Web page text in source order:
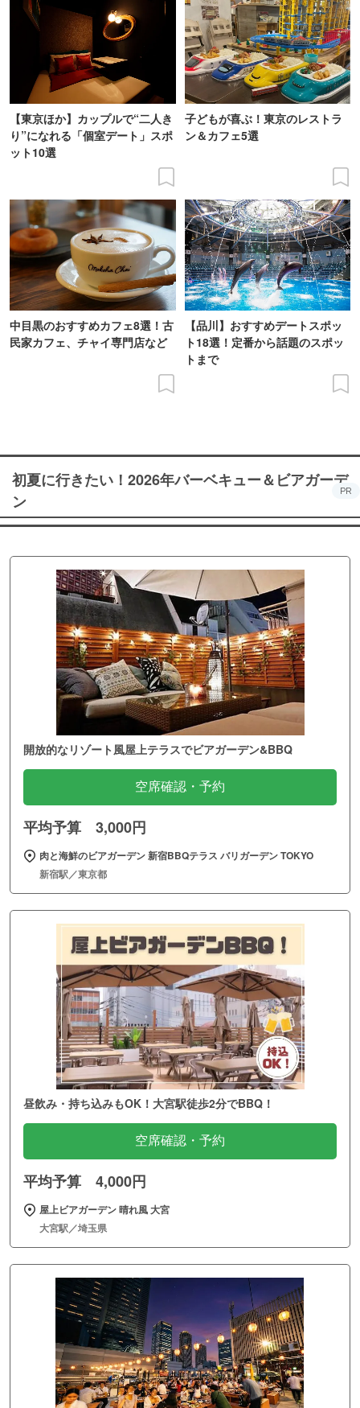
【東京ほか】カップルで“二人き
り”になれる「個室デート」スポ
ット10選
子どもが喜ぶ！東京のレストラ
ン＆カフェ5選
中目黒のおすすめカフェ8選！古
民家カフェ、チャイ専門店など
【品川】おすすめデートスポッ
ト18選！定番から話題のスポッ
トまで
初夏に行きたい！2026年バーベキュー＆ビアガーデ
ン
PR
開放的なリゾート風屋上テラスでビアガーデン&BBQ
空席確認・予約
平均予算 3,000円
肉と海鮮のビアガーデン 新宿BBQテラス バリガーデン TOKYO
新宿駅／東京都
昼飲み・持ち込みもOK！大宮駅徒歩2分でBBQ！
空席確認・予約
平均予算 4,000円
屋上ビアガーデン 晴れ風 大宮
大宮駅／埼玉県